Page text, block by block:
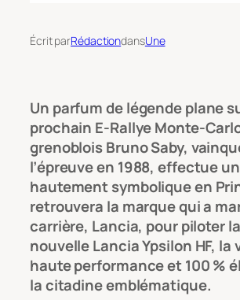
Écrit parRédactiondansUne
Un parfum de légende plane
prochain E-Rallye Monte-
grenoblois Bruno Saby,
l’épreuve en 1988, effectue
hautement symbolique en
retrouvera la marque qui a
carrière, Lancia, pour piloter
nouvelle Lancia Ypsilon HF, la
haute performance et 100 %
la citadine emblématique.